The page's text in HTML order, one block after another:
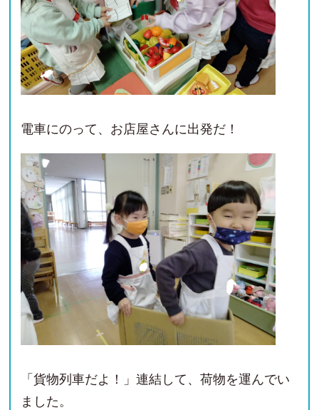
電車にのって、お店屋さんに出発だ！
「貨物列車だよ！」連結して、荷物を運んでい
ました。